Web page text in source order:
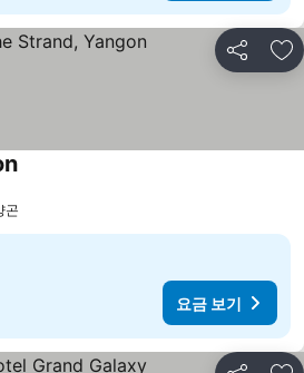
공유 즐
곤
요금 보기